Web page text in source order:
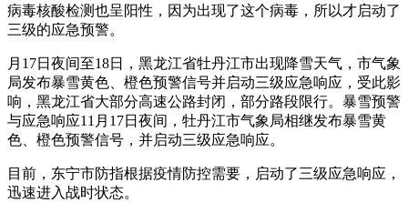
病毒核酸检测也呈阳性，因为出现了这个病毒，所以才启动了
三级的应急预警。
月17日夜间至18日，黑龙江省牡丹江市出现降雪天气，市气象
局发布暴雪黄色、橙色预警信号并启动三级应急响应，受此影
响，黑龙江省大部分高速公路封闭，部分路段限行。暴雪预警
与应急响应11月17日夜间，牡丹江市气象局相继发布暴雪黄
色、橙色预警信号，并启动三级应急响应。
目前，东宁市防指根据疫情防控需要，启动了三级应急响应，
迅速进入战时状态。